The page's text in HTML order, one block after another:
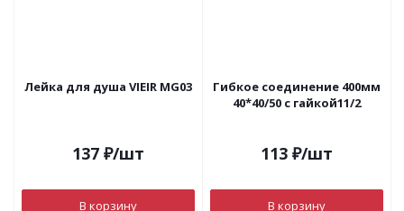
Лейка для душа VIEIR MG03
137 ₽/шт
В корзину
Гибкое соединение 400мм
40*40/50 с гайкой11/2
113 ₽/шт
В корзину